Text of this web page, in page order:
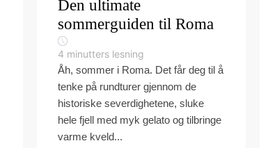
Den ultimate
sommerguiden til Roma
4 minutters lesning
Åh, sommer i Roma. Det får deg til å
tenke på rundturer gjennom de
historiske severdighetene, sluke
hele fjell med myk gelato og tilbringe
varme kveld...